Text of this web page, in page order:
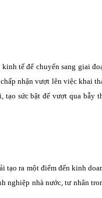
tế để chuyển sang giai
nhận vượt lên việc khai
tạo sức bật để vượt qua bẫy
tạo ra một điểm đến kinh
nghiệp nhà nước, tư nhân